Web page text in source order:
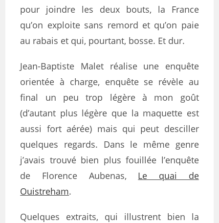
pour joindre les deux bouts, la France
qu’on exploite sans remord et qu’on paie
au rabais et qui, pourtant, bosse. Et dur.
Jean-Baptiste Malet réalise une enquête
orientée à charge, enquête se révèle au
final un peu trop légère à mon goût
(d’autant plus légère que la maquette est
aussi fort aérée) mais qui peut desciller
quelques regards. Dans le même genre
j’avais trouvé bien plus fouillée l’enquête
de Florence Aubenas, Le quai de
Ouistreham.
Quelques extraits, qui illustrent bien la